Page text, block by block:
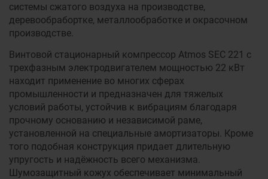
системы сжатого воздуха на производстве,
деревообрабортке, металлообработке и окрасочном
производстве.
Винтовой стационарный компрессор Atmos SEC 221 с
трехфазным электродвигателем мощностью 22 кВт
находит применение во многих сферах
промышленности и предназначен для тяжелых
условий работы, устойчив к вибрациям благодаря
прочному основанию и независимой раме,
установленной на специальные амортизаторы. Кроме
того подобная конструкция придает длительную
упругость и надёжность всего механизма.
Шумозащитный кожух обеспечивает минимальный